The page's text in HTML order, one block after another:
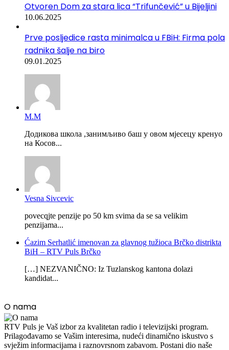
Otvoren Dom za stara lica “Trifunčević” u Bijeljini
10.06.2025
Prve posljedice rasta minimalca u FBiH: Firma pola
radnika šalje na biro
09.01.2025
М.М
Додикова школа ,занимљиво баш у овом мјесецу кренуо
на Косов...
Vesna Sivcevic
povecqjte penzije po 50 km svima da se sa velikim
penzijama...
Ćazim Serhatlić imenovan za glavnog tužioca Brčko distrikta
BiH – RTV Puls Brčko
[…] NEZVANIČNO: Iz Tuzlanskog kantona dolazi
kandidat...
O nama
RTV Puls je Vaš izbor za kvalitetan radio i televizijski program.
Prilagođavamo se Vašim interesima, nudeći dinamično iskustvo s
svježim informacijama i raznovrsnom zabavom. Postani dio naše